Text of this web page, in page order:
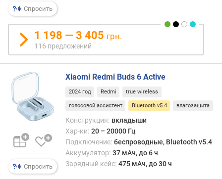
o
t
к
р
п
о
д
о
д
Спросить
1 198 — 3 405 грн.
116 предложений
Спросить
Xiaomi Redmi Buds 6 Active
2024 год Redmi true wireless
голосовой ассистент Bluetooth v5.4 влагозащита
Конструкция: вкладыши
Хар-ки: 20 – 20000 Гц
Подключение: беспроводные, Bluetooth v5.4
Аккумулятор: 37 мАч, до 6 ч
Зарядный кейс: 475 мАч, до 30 ч